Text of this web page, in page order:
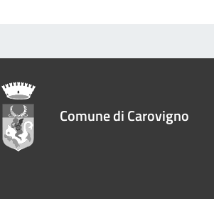
Comune di Carovigno